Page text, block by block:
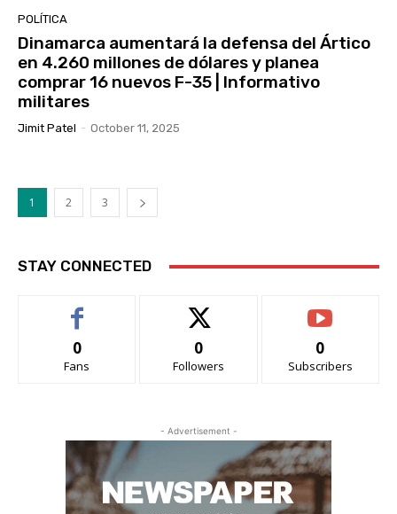
POLÍTICA
Dinamarca aumentará la defensa del Ártico
en 4.260 millones de dólares y planea
comprar 16 nuevos F-35 | Informativo
militares
Jimit Patel - October 11, 2025
1 2 3
STAY CONNECTED
0
Fans
0
Followers
0
Subscribers
- Advertisement -